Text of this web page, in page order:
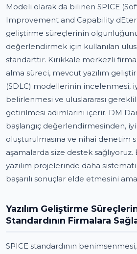
Modeli olarak da bilinen SPICE
Improvement and Capability
geliştirme süreçlerinin
değerlendirmek için kullanılan
standarttır. Kırıkkale merkezli
alma süreci, mevcut yazılım
(SDLC) modellerinin incelenmesi,
belirlenmesi ve uluslararası
getirilmesi adımlarını içerir. DM
başlangıç değerlendirmesinden,
oluşturulmasına ve nihai denetim
aşamalarda size destek sağlıyoruz.
yazılım projelerinde daha
başarılı sonuçlar elde etmesini
Yazılım Geliştirme
Standardının Firmalara
SPICE standardının